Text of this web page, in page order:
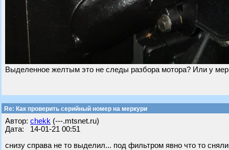
Выделенное желтым это не следы разбора мотора? Или у
Re: Как проверить серийный номер на меркури
Автор: chekk (---.mtsnet.ru)
Дата: 14-01-21 00:51
снизу справа не то выделил... под фильтром явно что то